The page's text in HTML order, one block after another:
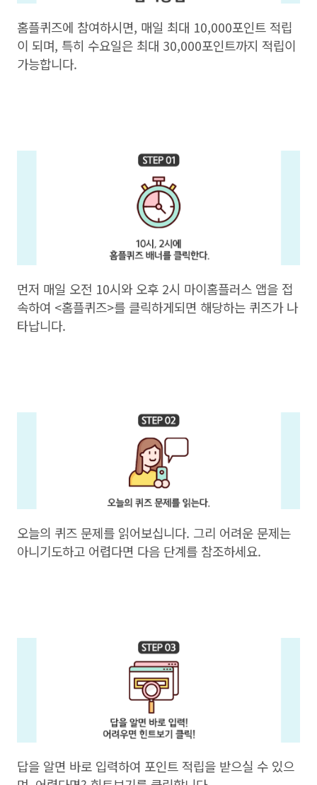
홈플퀴즈에 참여하시면, 매일 최대 10,000포인트 적립
이 되며, 특히 수요일은 최대 30,000포인트까지 적립이
가능합니다.
먼저 매일 오전 10시와 오후 2시 마이홈플러스 앱을 접
속하여 <홈플퀴즈>를 클릭하게되면 해당하는 퀴즈가 나
타납니다.
오늘의 퀴즈 문제를 읽어보십니다. 그리 어려운 문제는
아니기도하고 어렵다면 다음 단계를 참조하세요.
답을 알면 바로 입력하여 포인트 적립을 받으실 수 있으